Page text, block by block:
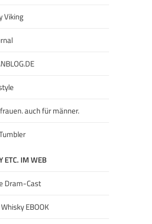
Viking
auch für männer.
ETC. IM WEB
Dram-Cast
EBOOK